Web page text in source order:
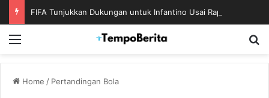
Home / Pertandingan Bola